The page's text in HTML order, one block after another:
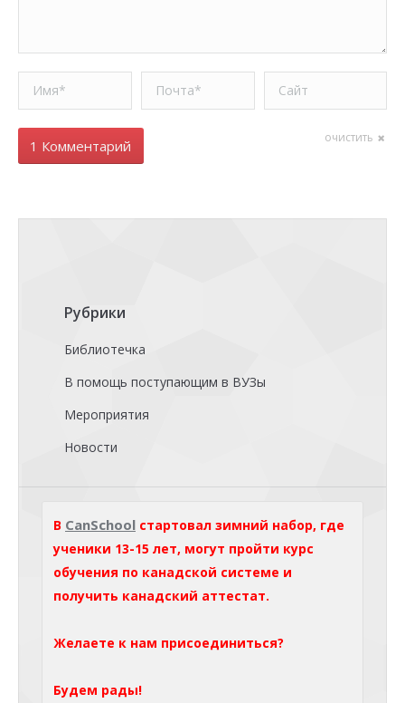
Имя * Почта * Сайт
очистить
1 Комментарий
Рубрики
Библиотечка
В помощь поступающим в ВУЗы
Мероприятия
Новости
В CanSchool стартовал зимний набор, где
ученики 13-15 лет, могут пройти курс
обучения по канадской системе и
получить канадский аттестат.
Желаете к нам присоединиться?
Будем рады!